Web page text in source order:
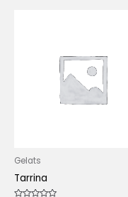
Gelats
Tarrina